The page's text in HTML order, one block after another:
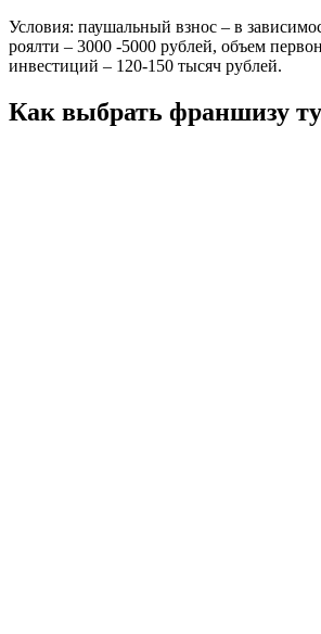
Условия: паушальный взнос – в
роялти – 3000 -5000 рублей, объем
инвестиций – 120-150 тысяч рублей.
Как выбрать франшизу